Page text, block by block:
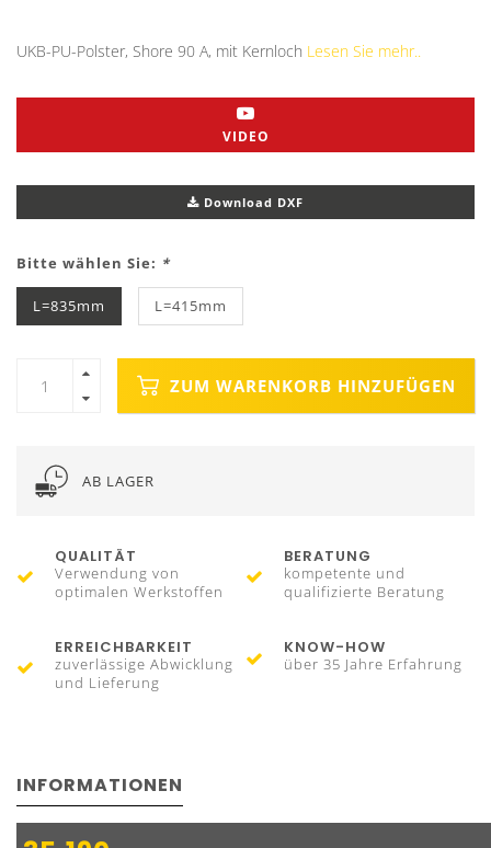
UKB-PU-Polster, Shore 90 A, mit Kernloch Lesen Sie mehr..
VIDEO
Download DXF
Bitte wählen Sie: *
L=835mm L=415mm
ZUM WARENKORB HINZUFÜGEN
AB LAGER
QUALITÄT
Verwendung von
optimalen Werkstoffen
BERATUNG
kompetente und
qualifizierte Beratung
ERREICHBARKEIT
zuverlässige Abwicklung
und Lieferung
KNOW-HOW
über 35 Jahre Erfahrung
INFORMATIONEN